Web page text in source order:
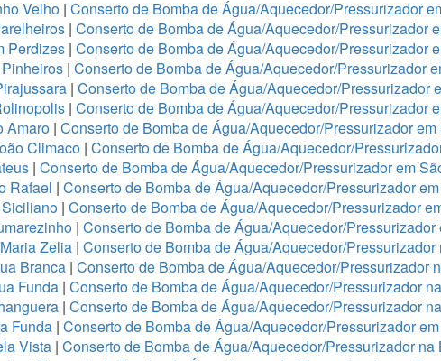
Velho | Conserto de Bomba de Água/Aquecedor/Pressurizador
| Conserto de Bomba de Água/Aquecedor/Pressurizador
Perdizes| Conserto de Bomba de Água/Aquecedor/Pressurizador
| Conserto de Bomba de Água/Aquecedor/Pressurizador
| Conserto de Bomba de Água/Aquecedor/Pressurizador
| Conserto de Bomba de Água/Aquecedor/Pressurizador
Amaro| Conserto de Bomba de Água/Aquecedor/Pressurizador
Climaco| Conserto de Bomba de Água/Aquecedor/
| Conserto de Bomba de Água/Aquecedor/Pressurizador em
Rafael | Conserto de Bomba de Água/Aquecedor/Pressurizador
| Conserto de Bomba de Água/Aquecedor/Pressurizador
| Conserto de Bomba de Água/Aquecedor/Pressurizador
Zelia| Conserto de Bomba de Água/Aquecedor/
Branca | Conserto de Bomba de Água/Aquecedor/Pressurizador
Funda| Conserto de Bomba de Água/Aquecedor/Pressurizador
| Conserto de Bomba de Água/Aquecedor/Pressurizador
Funda | Conserto de Bomba de Água/Aquecedor/Pressurizador
Vista | Conserto de Bomba de Água/Aquecedor/Pressurizador na